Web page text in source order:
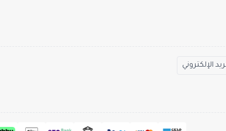
الإلكتروني